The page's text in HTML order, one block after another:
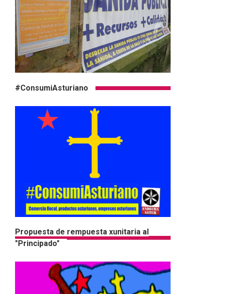
#ConsumiAsturiano
Propuesta de rempuesta xunitaria al
"Principado"